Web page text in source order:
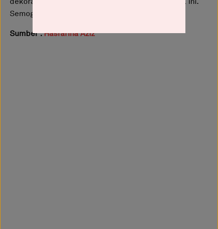
Semoga bermanfaat semua.
Sumber :Hasfarina Aziz